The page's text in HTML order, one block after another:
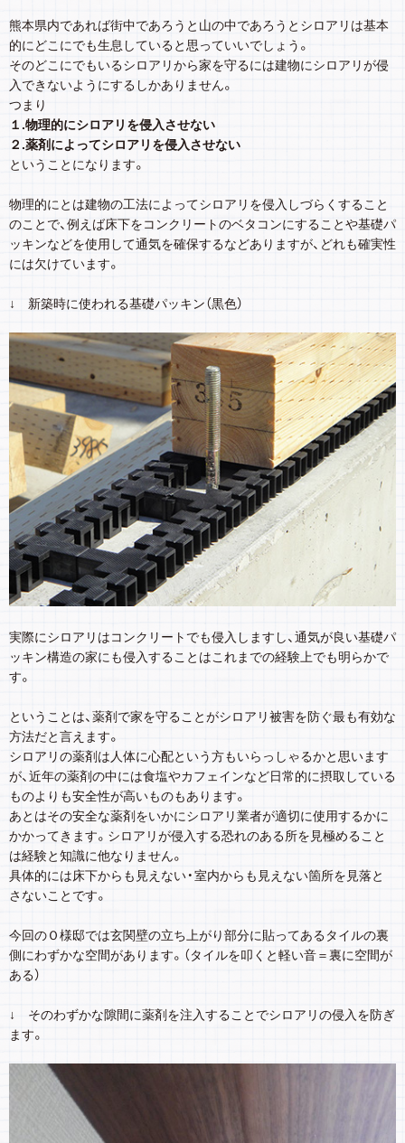
熊本県内であれば街中であろうと山の中であろうとシロアリは基本
的にどこにでも生息していると思っていいでしょう。
そのどこにでもいるシロアリから家を守るには建物にシロアリが侵
入できないようにするしかありません。
つまり
１.物理的にシロアリを侵入させない
２.薬剤によってシロアリを侵入させない
ということになります。
物理的にとは建物の工法によってシロアリを侵入しづらくすること
のことで、例えば床下をコンクリートのベタコンにすることや基礎パ
ッキンなどを使用して通気を確保するなどありますが、どれも確実性
には欠けています。
↓ 新築時に使われる基礎パッキン（黒色）
実際にシロアリはコンクリートでも侵入しますし、通気が良い基礎パ
ッキン構造の家にも侵入することはこれまでの経験上でも明らかで
す。
ということは、薬剤で家を守ることがシロアリ被害を防ぐ最も有効な
方法だと言えます。
シロアリの薬剤は人体に心配という方もいらっしゃるかと思います
が、近年の薬剤の中には食塩やカフェインなど日常的に摂取している
ものよりも安全性が高いものもあります。
あとはその安全な薬剤をいかにシロアリ業者が適切に使用するかに
かかってきます。シロアリが侵入する恐れのある所を見極めること
は経験と知識に他なりません。
具体的には床下からも見えない・室内からも見えない箇所を見落と
さないことです。
今回のＯ様邸では玄関壁の立ち上がり部分に貼ってあるタイルの裏
側にわずかな空間があります。（タイルを叩くと軽い音＝裏に空間が
ある）
↓ そのわずかな隙間に薬剤を注入することでシロアリの侵入を防ぎ
ます。